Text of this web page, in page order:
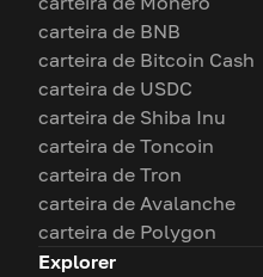
carteira de BNB
carteira de Bitcoin Cash
carteira de USDC
carteira de Shiba Inu
carteira de Toncoin
carteira de Tron
carteira de Avalanche
carteira de Polygon
Explorer